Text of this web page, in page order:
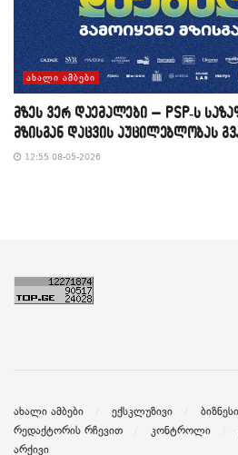
ᲐᲮᲐᲚᲘ ᲐᲛᲑᲔᲑᲘ
მზეს ვერ დაემალები – PSP-ს
მზისგან დაცვის აუცილებლობას
12:55 08-05-2026
ახალი ამბები ექსკლუზივი
ბიზნესი
რედაქტორის რჩევით
კონტროლი
არქივი